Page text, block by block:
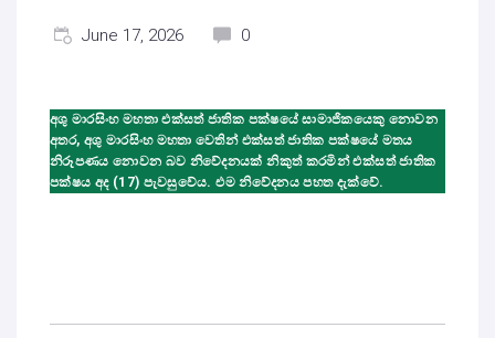
June 17, 2026 0
අශු මාරසිංහ මහතා එක්සත් ජාතික පක්ෂයේ සාමාජිකයෙකු නොවන
අතර, අශු මාරසිංහ මහතා වෙතින් එක්සත් ජාතික පක්ෂයේ මතය
නිරූපණය නොවන බව නිවේදනයක් නිකුත් කරමින් එක්සත් ජාතික
පක්ෂය අද (17) පැවසුවේය. එම නිවේදනය පහත දැක්වේ.